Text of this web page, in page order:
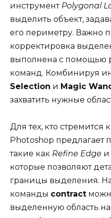
инструмент Polygonal
выделить объект,
его периметру. Важно
корректировка
выполнена с помощью
команд. Комбинируя
Selection и Magic
захватить нужные
Для тех, кто стремится
Photoshop
такие как Refine Edge и
которые позволяют
границы выделения.
команды contract
выделенную область